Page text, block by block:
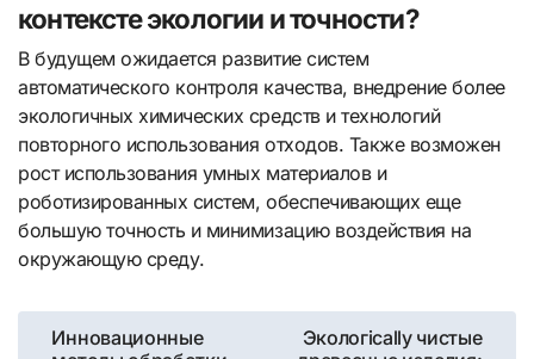
контексте экологии и точности?
В будущем ожидается развитие систем
автоматического контроля качества, внедрение более
экологичных химических средств и технологий
повторного использования отходов. Также возможен
рост использования умных материалов и
роботизированных систем, обеспечивающих еще
большую точность и минимизацию воздействия на
окружающую среду.
Навигация
Инновационные
Экологically чистые